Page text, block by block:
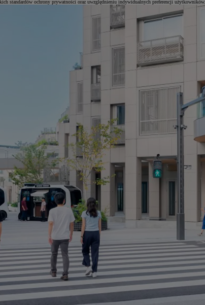
standardów ochrony prywatności oraz uwzględnieniu indywidualnych preferencji użytkowników.